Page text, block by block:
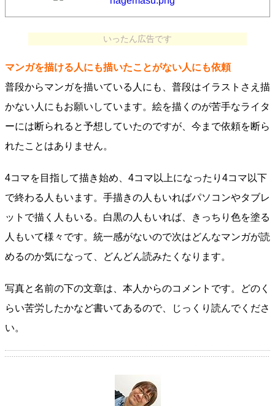
いったん広告です
マンガを描ける人にも描いたことがない人にも依頼
普段からマンガを描いている人にも、普段はイラストさえ描
かない人にもお願いしています。絵を描くのが苦手なライタ
ーには断られると予想していたのですが、今まで依頼を断ら
れたことはありません。
4コマを目指して描き始め、4コマ以上になったり4コマ以下
で終わる人もいます。手描きの人もいればパソコンやタブレ
ットで描く人もいる。白黒の人もいれば、きっちり色を塗る
人もいて様々です。統一感がないので次はどんなマンガが読
めるのか気になって、どんどん読みたくなります。
写真と名前の下の文章は、本人からのコメントです。どのく
らい苦労したかなど書いてあるので、じっくり読んでくださ
い。